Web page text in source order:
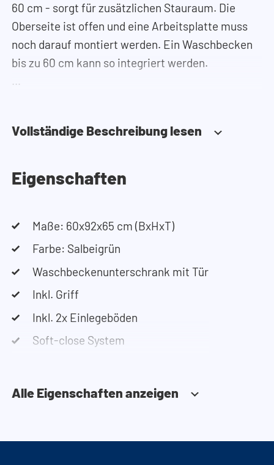
60 cm - sorgt für zusätzlichen Stauraum. Die
Oberseite ist offen und eine Arbeitsplatte muss
noch darauf montiert werden. Ein Waschbecken
bis zu 60 cm kann so integriert werden.
Die Scharniere sind einfach und schnell zu
Höhe, Tiefe und Breite verstellen. Die Tür ist so
konstruiert, dass sie sowohl links- als auch
Benötigen Sie Hilfe?
Hier finden Sie die Montageanleitung.
Schranks? Nutzen Sie unseren Konfigurator, um
Ihren Waschmaschinenschrank
zusammenzustellen. Sie können uns auch
Vollständige Beschreibung lesen
Eigenschaften
Maße: 60x92x65 cm (BxHxT)
Farbe: Salbeigrün
Waschbeckenunterschrank mit Tür
Inkl. Griff
Inkl. 2x Einlegeböden
Soft-close System
Alle Eigenschaften anzeigen